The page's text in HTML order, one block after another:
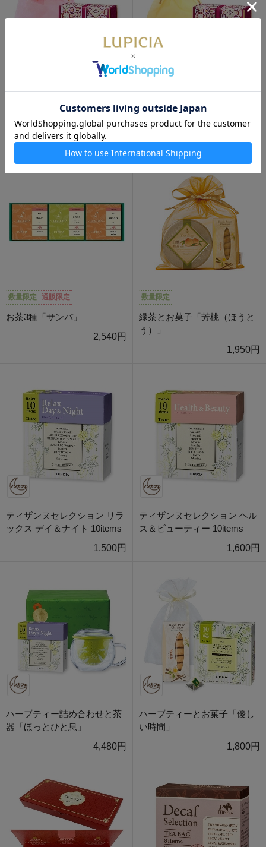
ピーチティーコレクション巾
1,350円
ピーチティーコレクション巾
着入り （ゴールド）
数量限定 通販限定
お茶3種「サンパ」
2,540円
数量限定
緑茶とお菓子「芳桃（ほうと
う）」
1,950円
ティザンヌセレクション リラ
ックス デイ＆ナイト 10items
1,500円
ティザンヌセレクション ヘル
ス＆ビューティー 10items
1,600円
ハーブティー詰め合わせと茶
器「ほっとひと息」
4,480円
ハーブティーとお菓子「優し
い時間」
1,800円